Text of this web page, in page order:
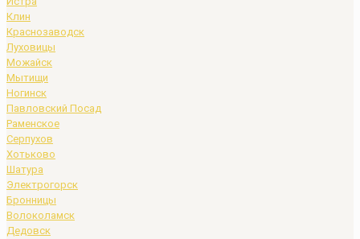
Клин
Краснозаводск
Луховицы
Можайск
Мытищи
Ногинск
Павловский Посад
Раменское
Серпухов
Хотьково
Шатура
Электрогорск
Бронницы
Волоколамск
Дедовск